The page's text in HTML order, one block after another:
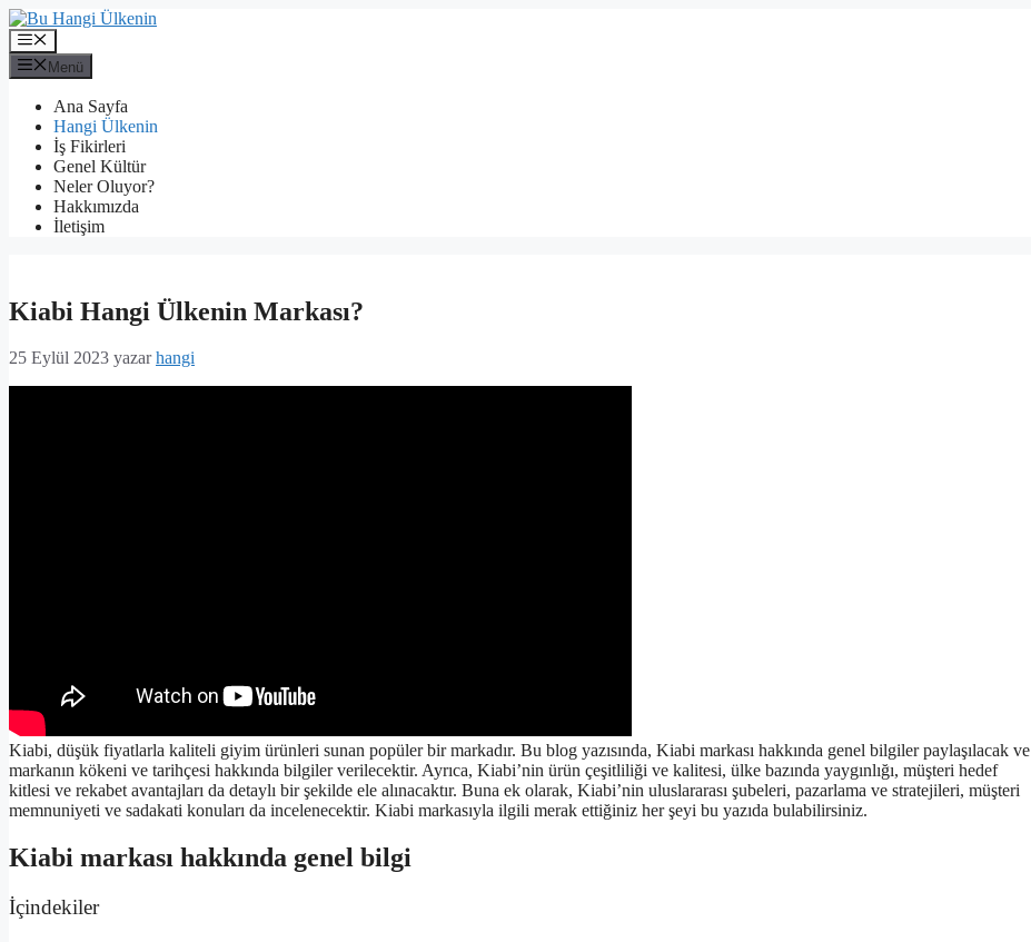
İçeriğe
atla
Menü
Menü
Ana Sayfa
Hangi Ülkenin
İş Fikirleri
Genel Kültür
Neler Oluyor?
Hakkımızda
İletişim
Kiabi Hangi Ülkenin Markası?
25 Eylül 2023 yazarhangi
Kiabi, düşük fiyatlarla kaliteli giyim ürünleri sunan popüler bir markadır. Bu blog yazısında, Kiabi markası hakkında genel bilgiler paylaşılacak ve
markanın kökeni ve tarihçesi hakkında bilgiler verilecektir. Ayrıca, Kiabi’nin ürün çeşitliliği ve kalitesi, ülke bazında yaygınlığı, müşteri hedef
kitlesi ve rekabet avantajları da detaylı bir şekilde ele alınacaktır. Buna ek olarak, Kiabi’nin uluslararası şubeleri, pazarlama ve stratejileri, müşteri
memnuniyeti ve sadakati konuları da incelenecektir. Kiabi markasıyla ilgili merak ettiğiniz her şeyi bu yazıda bulabilirsiniz.
Kiabi markası hakkında genel bilgi
İçindekiler